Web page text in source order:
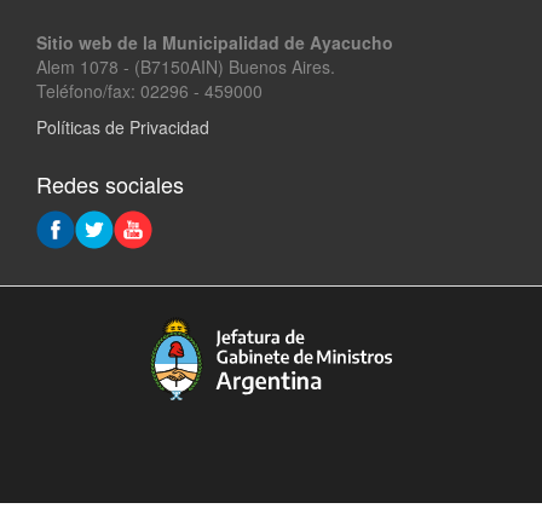
Sitio web de la Municipalidad de Ayacucho
Alem 1078 - (B7150AIN) Buenos Aires.
Teléfono/fax: 02296 - 459000
Políticas de Privacidad
Redes sociales